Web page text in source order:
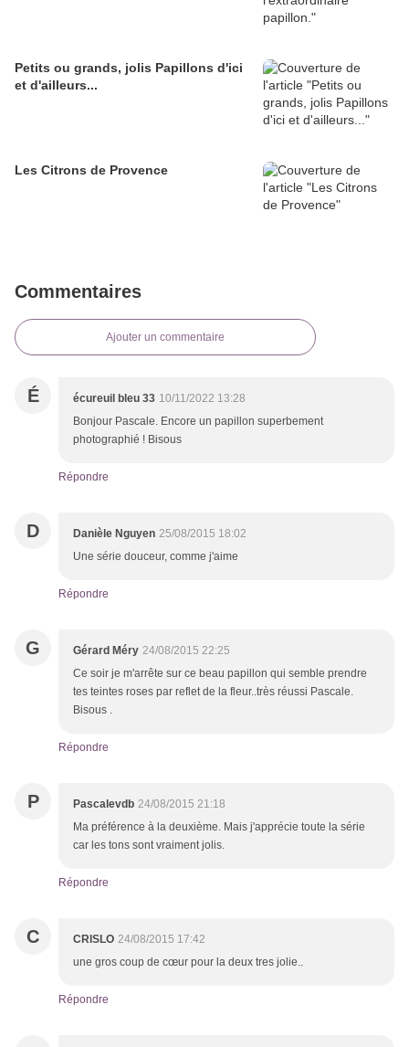
Petits ou grands, jolis Papillons d'ici
et d'ailleurs...
Les Citrons de Provence
Commentaires
Ajouter un commentaire
É écureuil bleu 33 10/11/2022 13:28
Bonjour Pascale. Encore un papillon superbement
photographié ! Bisous
Répondre
D Danièle Nguyen 25/08/2015 18:02
Une série douceur, comme j'aime
Répondre
G Gérard Méry 24/08/2015 22:25
Ce soir je m'arrête sur ce beau papillon qui semble prendre
tes teintes roses par reflet de la fleur..très réussi Pascale.
Bisous .
Répondre
P Pascalevdb 24/08/2015 21:18
Ma préférence à la deuxième. Mais j'apprécie toute la série
car les tons sont vraiment jolis.
Répondre
C CRISLO 24/08/2015 17:42
une gros coup de cœur pour la deux tres jolie..
Répondre